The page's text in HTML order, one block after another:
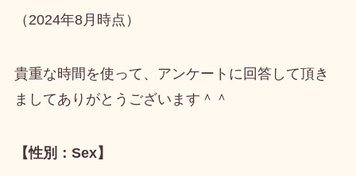
（2024年8月時点）
貴重な時間を使って、アンケートに回答して頂き
ましてありがとうございます＾＾
【性別：Sex】